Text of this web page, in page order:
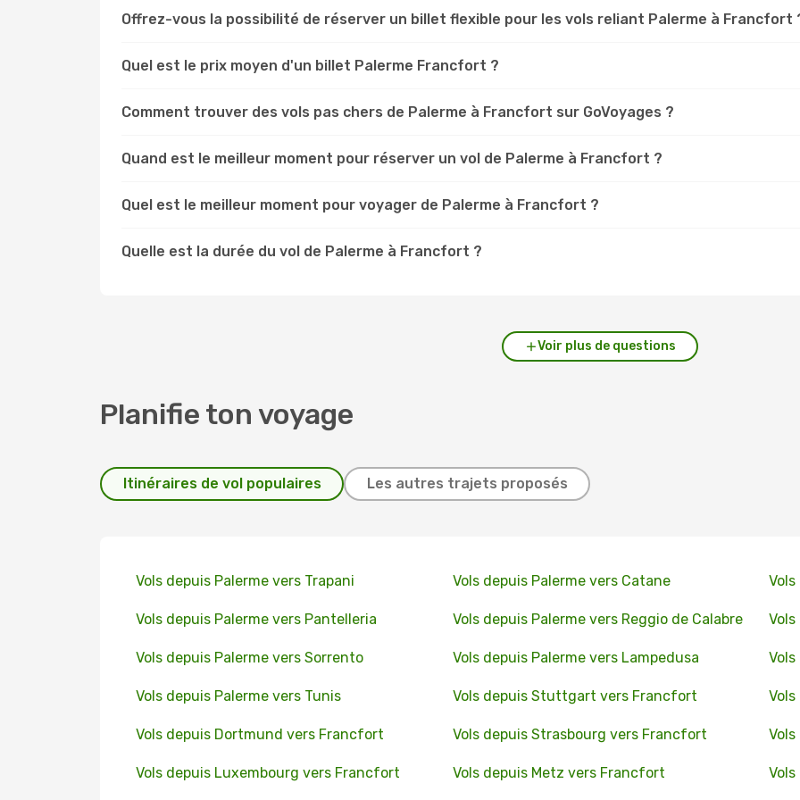
Offrez-vous la possibilité de réserver un billet flexible pour les vols reliant Palerme à Francfort
Quel est le prix moyen d'un billet Palerme Francfort ?
Comment trouver des vols pas chers de Palerme à Francfort sur GoVoyages ?
Quand est le meilleur moment pour réserver un vol de Palerme à Francfort ?
Quel est le meilleur moment pour voyager de Palerme à Francfort ?
Quelle est la durée du vol de Palerme à Francfort ?
Voir plus de questions
Planifie ton voyage
Itinéraires de vol populaires Les autres trajets proposés
Vols depuis Palerme vers Trapani Vols depuis Palerme vers Catane
Vols depuis Palerme vers Pantelleria Vols depuis Palerme vers Reggio de Calabre
Vols depuis Palerme vers Sorrento Vols depuis Palerme vers Lampedusa
Vols depuis Palerme vers Tunis Vols depuis Stuttgart vers Francfort
Vols depuis Dortmund vers Francfort Vols depuis Strasbourg vers Francfort
Vols depuis Luxembourg vers Francfort Vols depuis Metz vers Francfort